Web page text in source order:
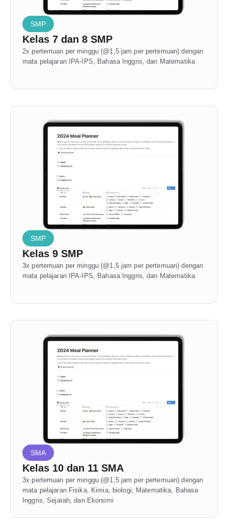
SMP
Kelas 7 dan 8 SMP
2x pertemuan per minggu (@1,5 jam per pertemuan) dengan
mata pelajaran IPA-IPS, Bahasa Inggris, dan Matematika
SMP
Kelas 9 SMP
3x pertemuan per minggu (@1,5 jam per pertemuan) dengan
mata pelajaran IPA-IPS, Bahasa Inggris, dan Matematika
SMA
Kelas 10 dan 11 SMA
3x pertemuan per minggu (@1,5 jam per pertemuan) dengan
mata pelajaran Fisika, Kimia, biologi, Matematika, Bahasa
Inggris, Sejarah, dan Ekonomi